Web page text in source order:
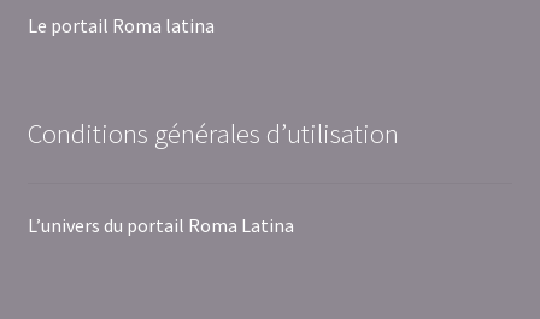
Le portail Roma latina
Conditions générales d’utilisation
L’univers du portail Roma Latina